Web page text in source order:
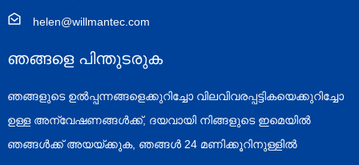
helen@willmantec.com
ഞങ്ങളെ പിന്തുടരുക
ഞങ്ങളുടെ ഉൽപ്പന്നങ്ങളെക്കുറിച്ചോ വിലവിവരപ്പട്ടികയെക്കുറിച്ചോ
ഉള്ള അന്വേഷണങ്ങൾക്ക്, ദയവായി നിങ്ങളുടെ ഇമെയിൽ
ഞങ്ങൾക്ക് അയയ്ക്കുക, ഞങ്ങൾ 24 മണിക്കൂറിനുള്ളിൽ